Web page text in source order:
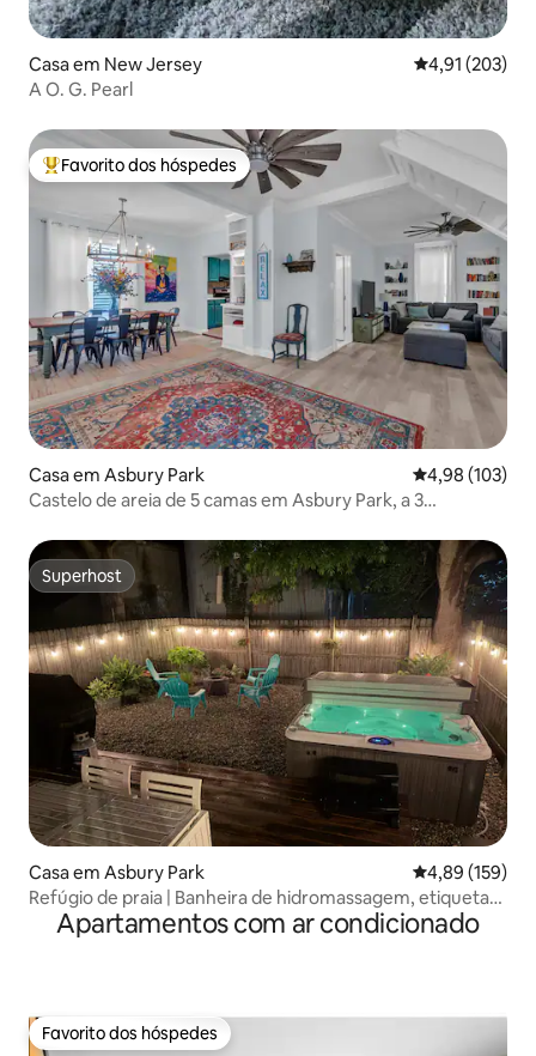
Casa em New Jersey Classificação
4,91 (203)
A O. G. Pearl
Favoritos dos hóspedes mais apreciados
Favorito dos hóspedes
Casa em Asbury Park Classificação
4,98 (103)
Castelo de areia de 5 camas em Asbury Park, a 3
Superhost
Superhost
Casa em Asbury Park Classificação
4,89 (159)
Refúgio de praia | Banheira de hidromassagem, etiquetas
de praia e bicicletas
Apartamentos com ar condicionado
Favorito dos hóspedes
Favorito dos hóspedes